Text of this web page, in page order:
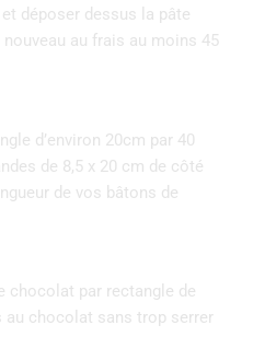
déposer dessus la pâte
au frais au moins 45
d’environ 20cm par 40
de 8,5 x 20 cm de côté
de vos bâtons de
chocolat par rectangle de
chocolat sans trop serrer